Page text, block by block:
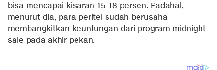
bisa mencapai kisaran 15-18 persen. Padahal,
menurut dia, para peritel sudah berusaha
membangkitkan keuntungan dari program midnight
sale pada akhir pekan.